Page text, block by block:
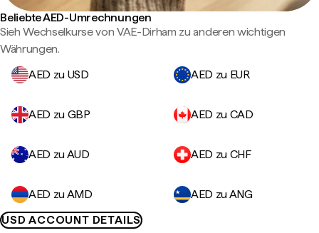
Beliebte AED-Umrechnungen
Sieh Wechselkurse von VAE-Dirham zu anderen wichtigen
Währungen.
AED zu USD
AED zu EUR
AED zu GBP AED zu CAD
AED zu AUD AED zu CHF
AED zu AMD
AED zu ANG
USD ACCOUNT DETAILS